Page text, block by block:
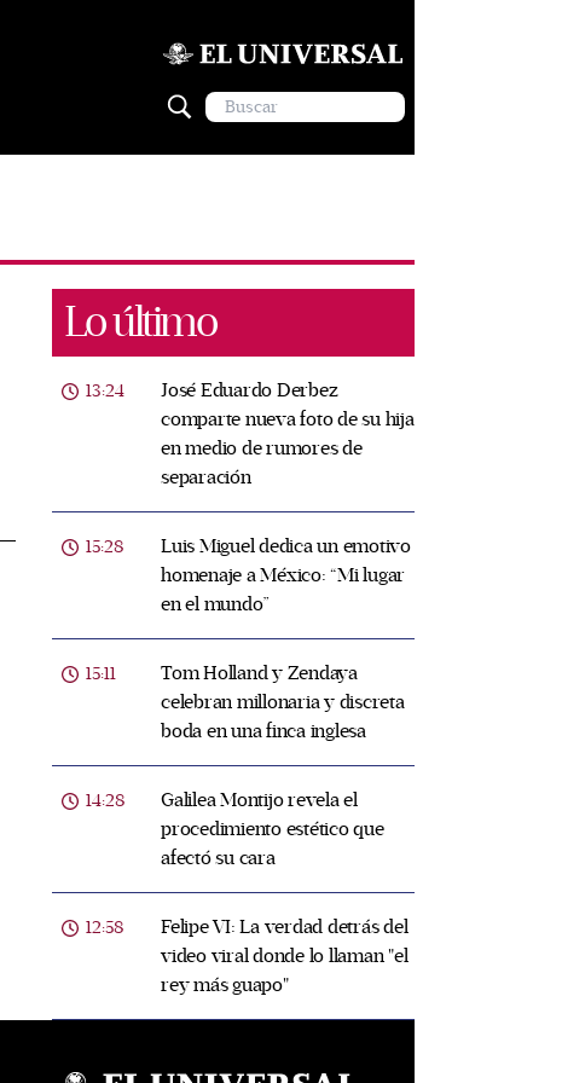
Lo último
13:24
José Eduardo Derbez
comparte nueva foto de su hija
en medio de rumores de
separación
15:28
Luis Miguel dedica un emotivo
homenaje a México: “Mi lugar
en el mundo”
15:11
Tom Holland y Zendaya
celebran millonaria y discreta
boda en una finca inglesa
14:28
Galilea Montijo revela el
procedimiento estético que
afectó su cara
12:58
Felipe VI: La verdad detrás del
video viral donde lo llaman "el
rey más guapo"